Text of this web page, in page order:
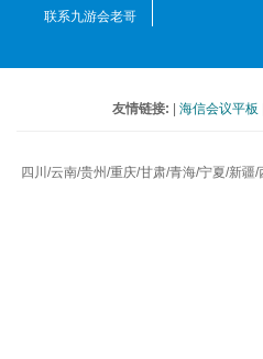
联系九游会老哥
友情链接: |海信会议平板
四川/云南/贵州/重庆/甘肃/青海/宁夏